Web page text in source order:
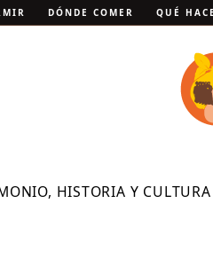
DÓNDE COMER QUÉ
HISTORIA Y CULTURA